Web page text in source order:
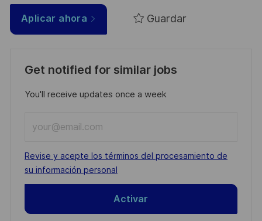
Aplicar ahora Guardar
Get notified for similar jobs
You'll receive updates once a week
Email
address
(Required)
Required
Revise y acepte los términos del procesamiento de
su información personal
Activar